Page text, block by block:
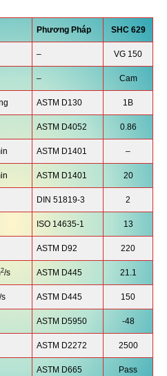
Phương Pháp SHC 629
– VG 150
– Cam
ASTM D130 1B
ASTM D4052 0.86
ASTM D1401 –
ASTM D1401 20
DIN 51819-3 2
ISO 14635-1 13
ASTM D92 220
2/s ASTM D445 21.1
/s ASTM D445 150
ASTM D5950 -48
ASTM D2272 2500
ASTM D665 Pass